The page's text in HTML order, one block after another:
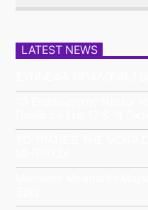
LATEST NEWS